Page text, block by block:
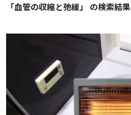
「血管の収縮と弛緩」 の検索結果